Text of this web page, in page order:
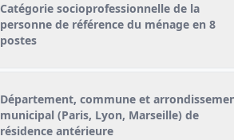
Catégorie socioprofessionnelle de la
personne de référence du ménage en 8
postes
Département, commune et
municipal (Paris, Lyon, Marseille) de
résidence antérieure